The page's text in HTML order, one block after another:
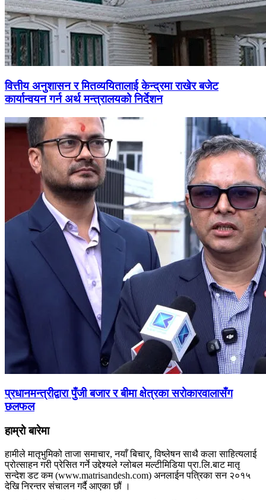
वित्तीय अनुशासन र मितव्ययितालाई केन्द्रमा राखेर बजेट
कार्यान्वयन गर्न अर्थ मन्त्रालयको निर्देशन
प्रधानमन्त्रीद्वारा पुँजी बजार र बीमा क्षेत्रका सरोकारवालासँग
छलफल
हाम्रो बारेमा
हामीले मातृभुमिको ताजा समाचार, नयाँ बिचार्, विष्लेषन साथै कला साहित्यलाई
प्रोत्साहन गरी प्रेसित गर्ने उद्देश्यले ग्लोबल मल्टीमिडिया प्रा.लि.बाट मातृ
सन्देश डट कम (www.matrisandesh.com) अनलाईन पत्रिका सन २०१५
देखि निरन्तर संचालन गर्दै आएका छौं ।